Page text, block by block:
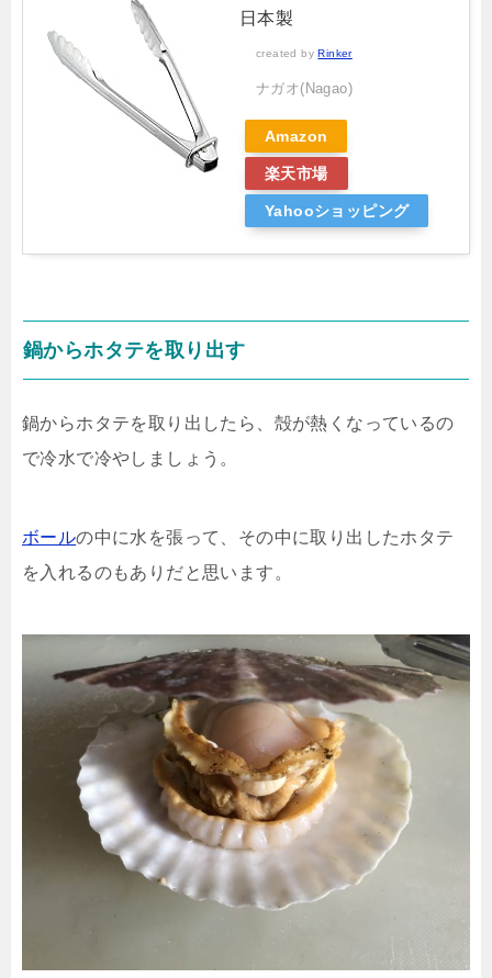
日本製
created byRinker
ナガオ(Nagao)
Amazon
楽天市場
Yahooショッピング
鍋からホタテを取り出す
鍋からホタテを取り出したら、殻が熱くなっているの
で冷水で冷やしましょう。
ボールの中に水を張って、その中に取り出したホタテ
を入れるのもありだと思います。